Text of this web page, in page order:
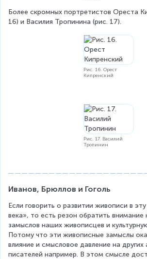
Более скромных портретистов Ореста
16) и Василия Тропинина (рис. 17).
Рис. 16. Орест
Кипренский
Рис. 17. Василий
Тропинин
Иванов, Брюллов и Гоголь
Если говорить о развитии живописи в
века», то есть резон обратить внимание
замыслов наших живописцев и
Потому что эти живописные замыслы
влияние и смысловое давление на других
писателей например. В этом смысле